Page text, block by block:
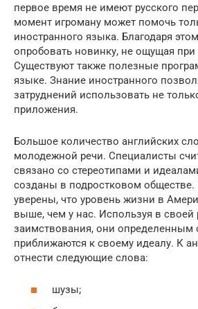
первое время не имеют русского
момент игроману может помочь
иностранного языка. Благодаря
опробовать новинку, не ощущая
Существуют также полезные
языке. Знание иностранного
затруднений использовать не
приложения.
Большое количество английских
молодежной речи. Специалисты
связано со стереотипами и
созданы в подростковом
уверены, что уровень жизни в
выше, чем у нас. Используя в своей
заимствования, они определенным
приближаются к своему идеалу. К
отнести следующие слова:
шузы;